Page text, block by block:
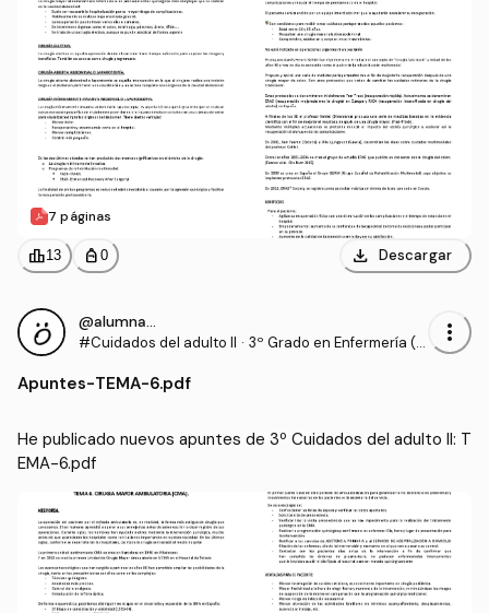
7 páginas
leaderboard13 personal_bag 0 download Descargar
@alumnaOK
#Cuidados del adulto II · 3º Grado en Enfermería (U
more_vert
Apuntes-TEMA-6.pdf
He publicado nuevos apuntes de 3º Cuidados del adulto II: T
EMA-6.pdf